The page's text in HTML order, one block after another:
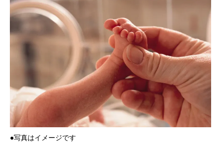
●写真はイメージです